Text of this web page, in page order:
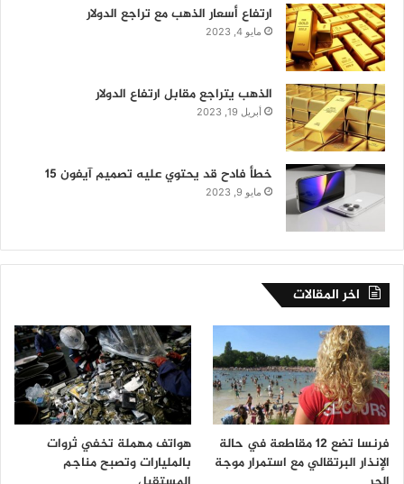
ارتفاع أسعار الذهب مع تراجع الدولار
مايو 4, 2023
الذهب يتراجع مقابل ارتفاع الدولار
أبريل 19, 2023
خطأ فادح قد يحتوي عليه تصميم آيفون 15
مايو 9, 2023
اخر المقالات
فرنسا تضع 12 مقاطعة في حالة
الإنذار البرتقالي مع استمرار موجة
هواتف مهملة تخفي ثروات
بالمليارات وتصبح مناجم